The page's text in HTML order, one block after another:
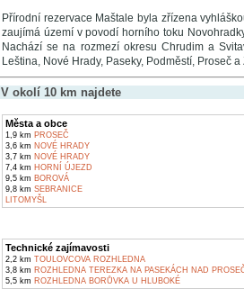
Přírodní rezervace Maštale byla zřízena
zaujímá území v povodí horního toku
Nachází se na rozmezí okresu Chrudim a
Leština, Nové Hrady, Paseky, Podměstí, Proseč a
V okolí 10 km najdete
Města a obce
1,9 km PROSEČ
3,6 km NOVÉ HRADY
3,7 km NOVÉ HRADY
7,4 km HORNÍ ÚJEZD
9,5 km BOROVÁ
9,8 km SEBRANICE
LITOMYŠL
Technické zajímavosti
2,2 km TOULOVCOVA ROZHLEDNA
3,8 km ROZHLEDNA TEREZKA NA PASEKÁCH NAD
5,5 km ROZHLEDNA BORŮVKA U HLUBOKÉ